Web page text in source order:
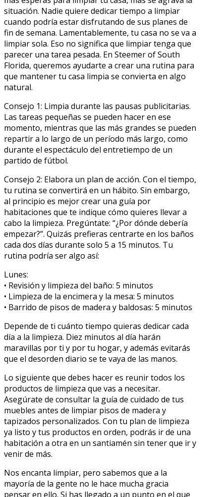
situación. Nadie quiere dedicar tiempo a limpiar
cuando podría estar disfrutando de sus planes de
fin de semana. Lamentablemente, tu casa no se va a
limpiar sola. Eso no significa que limpiar tenga que
parecer una tarea pesada. En Steemer of South
Florida, queremos ayudarte a crear una rutina para
que mantener tu casa limpia se convierta en algo
natural.
Consejo 1: Limpia durante las pausas publicitarias.
Las tareas pequeñas se pueden hacer en ese
momento, mientras que las más grandes se pueden
repartir a lo largo de un período más largo, como
durante el espectáculo del entretiempo de un
partido de fútbol.
Consejo 2: Elabora un plan de acción. Con el tiempo,
tu rutina se convertirá en un hábito. Sin embargo,
al principio es mejor crear una guía por
habitaciones que te indique cómo quieres llevar a
cabo la limpieza. Pregúntate: “¿Por dónde debería
empezar?”. Quizás prefieras centrarte en los baños
cada dos días durante solo 5 a 15 minutos. Tu
rutina podría ser algo así:
Lunes:
• Revisión y limpieza del baño: 5 minutos
• Limpieza de la encimera y la mesa: 5 minutos
• Barrido de pisos de madera y baldosas: 5 minutos
Depende de ti cuánto tiempo quieras dedicar cada
día a la limpieza. Diez minutos al día harán
maravillas por ti y por tu hogar, y además evitarás
que el desorden diario se te vaya de las manos.
Lo siguiente que debes hacer es reunir todos los
productos de limpieza que vas a necesitar.
Asegúrate de consultar la guía de cuidado de tus
muebles antes de limpiar pisos de madera y
tapizados personalizados. Con tu plan de limpieza
ya listo y tus productos en orden, podrás ir de una
habitación a otra en un santiamén sin tener que ir y
venir de más.
Nos encanta limpiar, pero sabemos que a la
mayoría de la gente no le hace mucha gracia
pensar en ello. Si has llegado a un punto en el que